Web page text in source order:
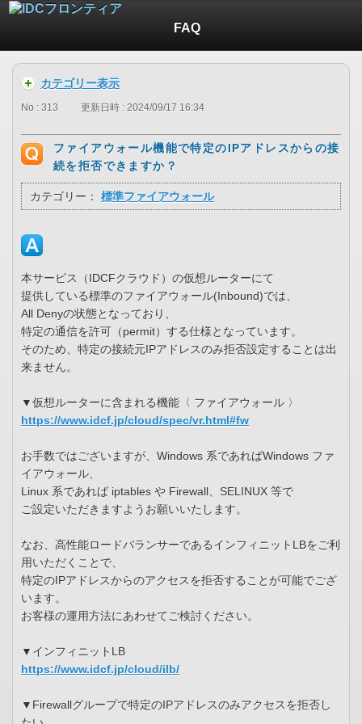
FAQ
カテゴリー表示
No : 313 更新日時 : 2024/09/17 16:34
ファイアウォール機能で特定のIPアドレスからの接
続を拒否できますか？
カテゴリー： 標準ファイアウォール
本サービス（IDCFクラウド）の仮想ルーターにて
提供している標準のファイアウォール(Inbound)では、
All Denyの状態となっており、
特定の通信を許可（permit）する仕様となっています。
そのため、特定の接続元IPアドレスのみ拒否設定することは出
来ません。
▼仮想ルーターに含まれる機能〈 ファイアウォール 〉
https://www.idcf.jp/cloud/spec/vr.html#fw
お手数ではございますが、Windows 系であればWindows ファ
イアウォール、
Linux 系であれば iptables や Firewall、SELINUX 等で
ご設定いただきますようお願いいたします。
なお、高性能ロードバランサーであるインフィニットLBをご利
用いただくことで、
特定のIPアドレスからのアクセスを拒否することが可能でござ
います。
お客様の運用方法にあわせてご検討ください。
▼インフィニットLB
https://www.idcf.jp/cloud/ilb/
▼Firewallグループで特定のIPアドレスのみアクセスを拒否し